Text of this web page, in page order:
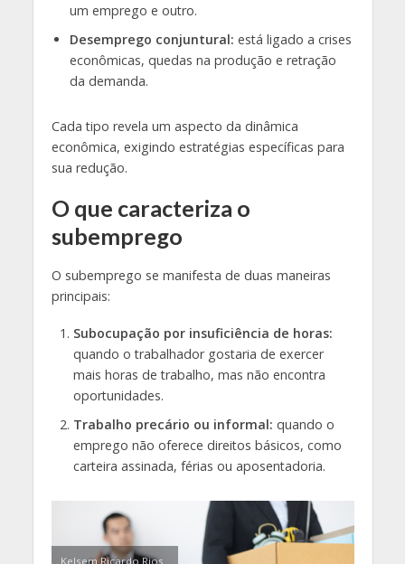
um emprego e outro.
Desemprego conjuntural: está ligado a crises
econômicas, quedas na produção e retração
da demanda.
Cada tipo revela um aspecto da dinâmica
econômica, exigindo estratégias específicas para
sua redução.
O que caracteriza o
subemprego
O subemprego se manifesta de duas maneiras
principais:
Subocupação por insuficiência de horas:
quando o trabalhador gostaria de exercer
mais horas de trabalho, mas não encontra
oportunidades.
Trabalho precário ou informal: quando o
emprego não oferece direitos básicos, como
carteira assinada, férias ou aposentadoria.
Kelsem Ricardo Rios